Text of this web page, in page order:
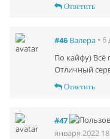
Ответить
#46 Валера •
По кайфу) Всё
Отличный
Ответить
#47
января 2022